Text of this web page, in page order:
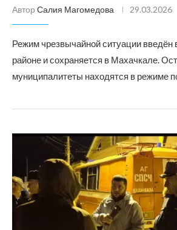
Автор Салия Магомедова 29.03.2026
Режим чрезвычайной ситуации введён
районе и сохраняется в Махачкале.
муниципалитеты находятся в режиме